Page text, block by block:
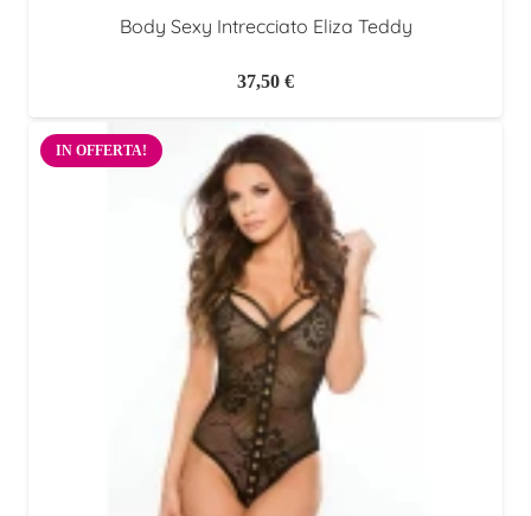
Body Sexy Intrecciato Eliza Teddy
37,50 €
IN OFFERTA!